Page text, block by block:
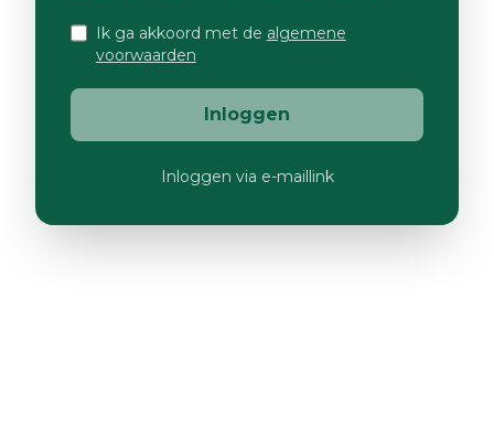
Ik ga akkoord met de algemene
voorwaarden
Inloggen
Inloggen via e-maillink